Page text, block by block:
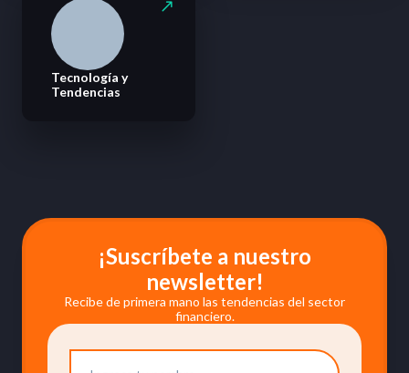
Tecnología y
Tendencias
¡Suscríbete a nuestro
newsletter!
Recibe de primera mano las tendencias del sector
financiero.